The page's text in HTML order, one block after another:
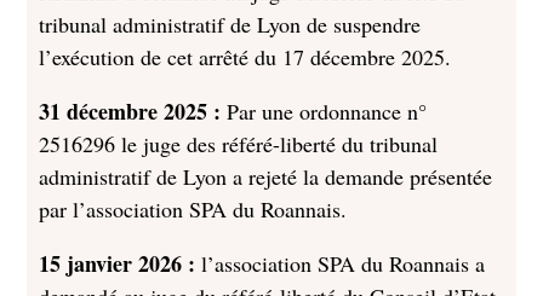
tribunal administratif de Lyon de suspendre
l’exécution de cet arrêté du 17 décembre 2025.
31 décembre 2025 :Par une ordonnance n°
2516296 le juge des référé-liberté du tribunal
administratif de Lyon a rejeté la demande présentée
par l’association SPA du Roannais.
15 janvier 2026 :l’association SPA du Roannais a